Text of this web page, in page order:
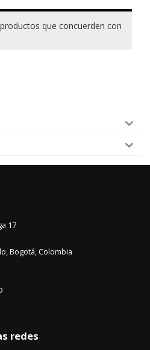
que concuerden con
17
Bogotá, Colombia
redes